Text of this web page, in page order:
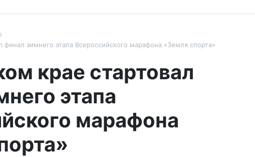
финал зимнего этапа Всероссийского марафона «Земля спорта»
крае стартовал
этапа
марафона